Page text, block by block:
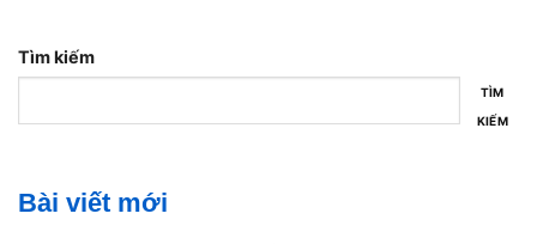
và thống nhất chi phí trước khi thao tác.
Tìm kiếm
TÌM
KIẾM
Bài viết mới